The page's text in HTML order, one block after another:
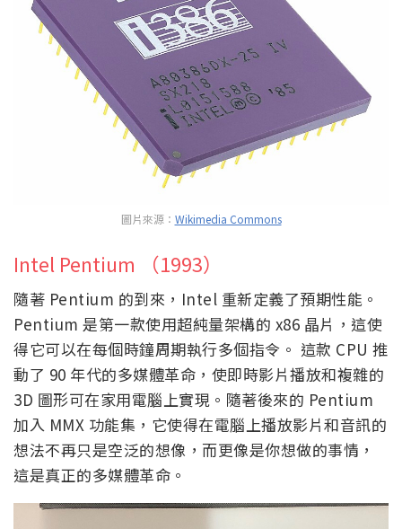
圖片來源： Wikimedia Commons
Intel Pentium （1993）
隨著 Pentium 的到來，Intel 重新定義了預期性能。
Pentium 是第一款使用超純量架構的 x86 晶片，這使
得它可以在每個時鐘周期執行多個指令。 這款 CPU 推
動了 90 年代的多媒體革命，使即時影片播放和複雜的
3D 圖形可在家用電腦上實現。隨著後來的 Pentium
加入 MMX 功能集，它使得在電腦上播放影片和音訊的
想法不再只是空泛的想像，而更像是你想做的事情，
這是真正的多媒體革命。